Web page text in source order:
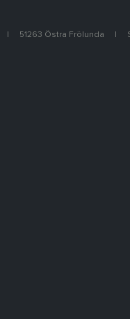
51263 Östra Frölunda